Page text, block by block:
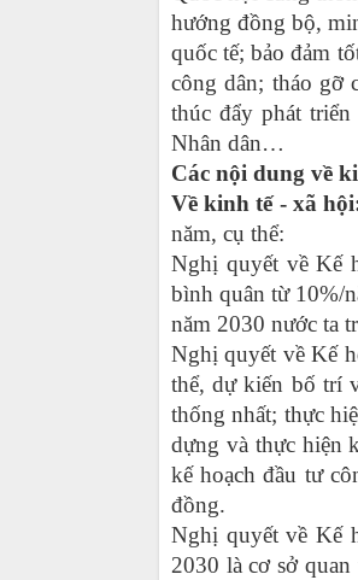
hướng đồng bộ,
quốc tế; bảo đảm
công dân; tháo gỡ
thúc đẩy phát
Nhân dân…
Các nội dung về
Về kinh tế - xã
năm, cụ thể:
Nghị quyết về Kế
bình quân từ 10%/
năm 2030 nước ta
Nghị quyết về Kế
thể, dự kiến bố trí
thống nhất; thực
dựng và thực hiện
kế hoạch đầu tư
đồng.
Nghị quyết về Kế
2030 là cơ sở